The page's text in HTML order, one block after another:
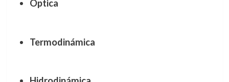
Óptica
Termodinámica